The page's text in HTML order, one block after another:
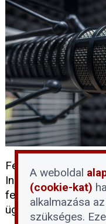
Felvételsorozat
Ingatlankezelők, -
felújítók napja
ügyvezető -
A weboldal
(cookie-kat)
alkalmazása
szükséges.